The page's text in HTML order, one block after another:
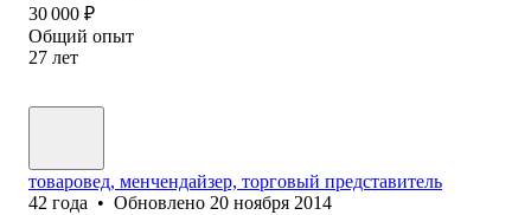
30 000 ₽
Общий опыт
27 лет
товаровед, менчендайзер, торговый представитель
42 года • Обновлено 20 ноября 2014